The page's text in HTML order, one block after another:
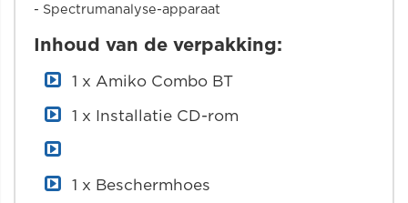
- Spectrumanalyse-apparaat
Inhoud van de verpakking:
1 x Amiko Combo BT
1 x Installatie CD-rom
1 x Beschermhoes